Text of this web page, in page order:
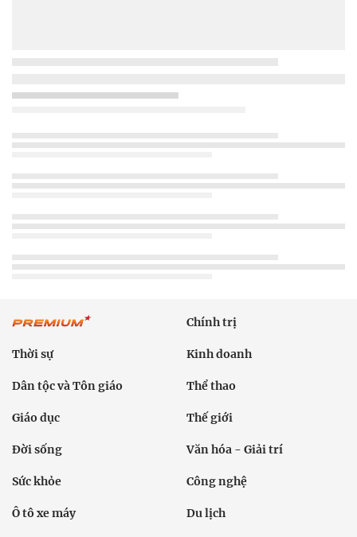
Chính trị
Thời sự Kinh doanh
Dân tộc và Tôn giáo Thể thao
Giáo dục Thế giới
Đời sống Văn hóa - Giải trí
Sức khỏe Công nghệ
Ô tô xe máy Du lịch